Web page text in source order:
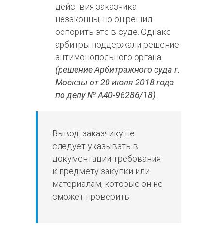
действия заказчика
незаконны, но он решил
оспорить это в суде. Однако
арбитры поддержали решение
антимонопольного органа
(решение Арбитражного суда г.
Москвы от 20 июля 2018 года
по делу № А40-96286/18).
Вывод: заказчику не
следует указывать в
документации требования
к предмету закупки или
материалам, которые он не
сможет проверить.